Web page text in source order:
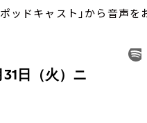
ッドキャスト」から音声を